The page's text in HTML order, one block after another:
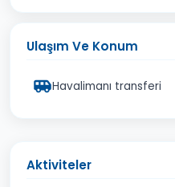
Ulaşım Ve Konum
Havalimanı transferi
Aktiviteler